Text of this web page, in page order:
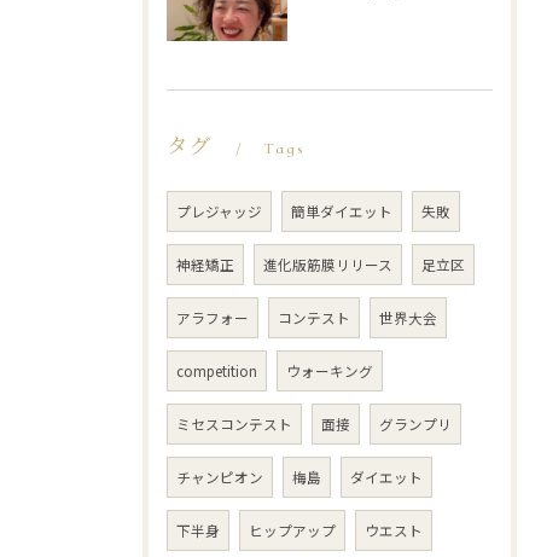
タグ Tags
プレジャッジ 簡単ダイエット 失敗
神経矯正 進化版筋膜リリース 足立区
アラフォー コンテスト 世界大会
competition ウォーキング
ミセスコンテスト 面接 グランプリ
チャンピオン 梅島 ダイエット
下半身 ヒップアップ ウエスト